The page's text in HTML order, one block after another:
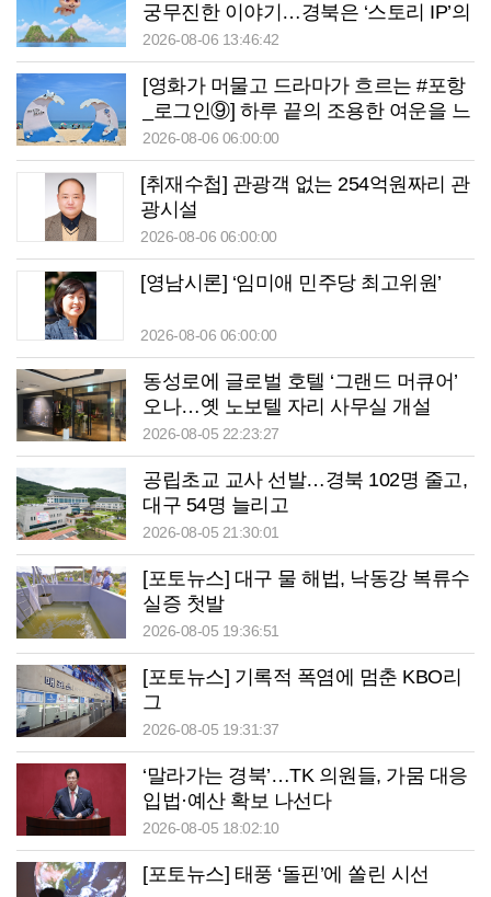
궁무진한 이야기…경북은 ‘스토리 IP’의
원천
2026-08-06 13:46:42
[영화가 머물고 드라마가 흐르는 #포항
_로그인⑨] 하루 끝의 조용한 여운을 느
끼고 싶을 때 ‘월포역’
2026-08-06 06:00:00
[취재수첩] 관광객 없는 254억원짜리 관
광시설
2026-08-06 06:00:00
[영남시론] ‘임미애 민주당 최고위원’
2026-08-06 06:00:00
동성로에 글로벌 호텔 ‘그랜드 머큐어’
오나…옛 노보텔 자리 사무실 개설
2026-08-05 22:23:27
공립초교 교사 선발…경북 102명 줄고,
대구 54명 늘리고
2026-08-05 21:30:01
[포토뉴스] 대구 물 해법, 낙동강 복류수
실증 첫발
2026-08-05 19:36:51
[포토뉴스] 기록적 폭염에 멈춘 KBO리
그
2026-08-05 19:31:37
‘말라가는 경북’…TK 의원들, 가뭄 대응
입법·예산 확보 나선다
2026-08-05 18:02:10
[포토뉴스] 태풍 ‘돌핀’에 쏠린 시선